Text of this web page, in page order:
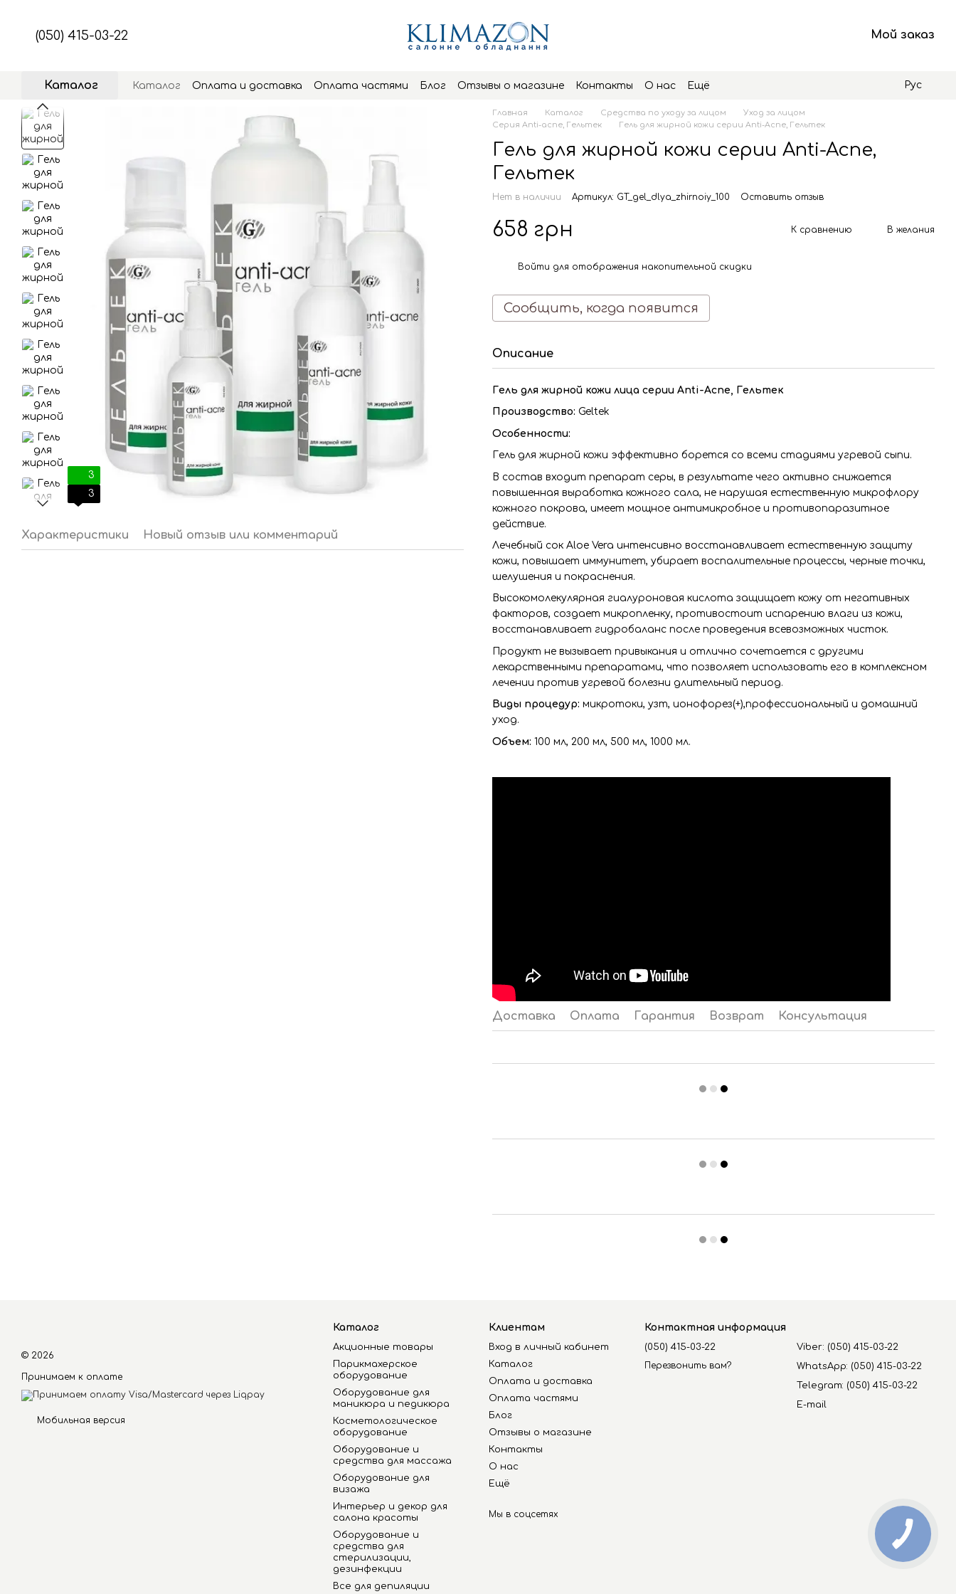
(050) 415-03-22 Мой заказ
Каталог Каталог Оплата и доставка Оплата частями Блог Отзывы о магазине Контакты О нас Ещё Рус
3
3
Характеристики Новый отзыв или комментарий
Главная Каталог Средства по уходу за лицом
Уход за лицом
Серия Anti-acne, Гельтек
Гель для жирной кожи серии Anti-Acne, Гельтек
Гель для жирной кожи серии Anti-Acne,
Гельтек
Нет в наличии Артикул: GT_gel_dlya_zhirnoiy_100 Оставить отзыв
658 грн К сравнению В желания
Войти для отображения накопительной скидки
Сообщить, когда появится
Описание
Гель для жирной кожи лица серии Anti-Acne, Гельтек
Производство: Geltek
Особенности:
Гель для жирной кожи эффективно борется со всеми стадиями угревой сыпи.
В состав входит препарат серы, в результате чего активно снижается
повышенная выработка кожного сала, не нарушая естественную микрофлору
кожного покрова, имеет мощное антимикробное и противопаразитное
действие.
Лечебный сок Aloe Vera интенсивно восстанавливает естественную защиту
кожи, повышает иммунитет, убирает воспалительные процессы, черные точки,
шелушения и покраснения.
Высокомолекулярная гиалуроновая кислота защищает кожу от негативных
факторов, создает микропленку, противостоит испарению влаги из кожи,
восстанавливает гидробаланс после проведения всевозможных чисток.
Продукт не вызывает привыкания и отлично сочетается с другими
лекарственными препаратами, что позволяет использовать его в комплексном
лечении против угревой болезни длительный период.
Виды процедур: микротоки, узт, ионофорез(+),профессиональный и домашний
уход.
Объем: 100 мл, 200 мл, 500 мл, 1000 мл.
Доставка Оплата Гарантия Возврат Консультация
© 2026
Принимаем к оплате
Мобильная версия
Каталог
Акционные товары
Парикмахерское
оборудование
Оборудование для
маникюра и педикюра
Косметологическое
оборудование
Оборудование и
средства для массажа
Оборудование для
визажа
Интерьер и декор для
салона красоты
Оборудование и
средства для
стерилизации,
дезинфекции
Все для депиляции
Клиентам
Вход в личный кабинет
Каталог
Оплата и доставка
Оплата частями
Блог
Отзывы о магазине
Контакты
О нас
Ещё
Мы в соцсетях
Контактная информация
(050) 415-03-22
Перезвонить вам?
Viber: (050) 415-03-22
WhatsApp: (050) 415-03-22
Telegram: (050) 415-03-22
E-mail